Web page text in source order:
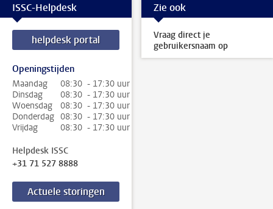
ISSC-Helpdesk
helpdesk portal
Openingstijden
Maandag
08:30 - 17:30 uur
Dinsdag
08:30 - 17:30 uur
Woensdag
08:30 - 17:30 uur
Donderdag 08:30 - 17:30 uur
Vrijdag
08:30 - 17:30 uur
Helpdesk ISSC
+31 71 527 8888
Actuele storingen
Zie ook
Vraag direct je
gebruikersnaam op